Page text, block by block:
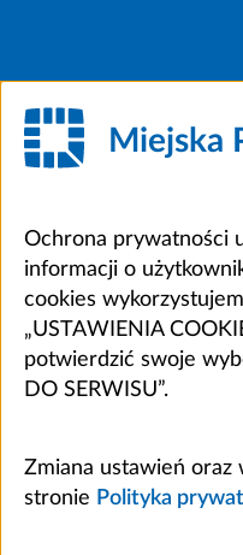
Miejska
Ochrona prywatności
informacji o
cookies
„USTAWIENIA
potwierdzić swoje
DO SERWISU”.
Zmiana ustawień oraz
stronie Polityka